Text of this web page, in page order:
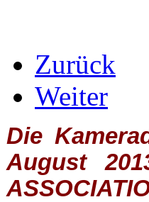
Zurück
Weiter
Die
August